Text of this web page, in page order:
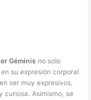
Géminis no solo
su expresión corporal
ser muy expresivos,
curiosa. Asimismo, se